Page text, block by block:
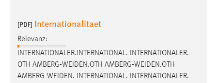
[PDF] Internationalitaet
Relevanz:
INTERNATIONALER.INTERNATIONAL. INTERNATIONALER.
OTH AMBERG-WEIDEN.OTH AMBERG-WEIDEN.OTH
AMBERG-WEIDEN. INTERNATIONAL. INTERNATIONALER.